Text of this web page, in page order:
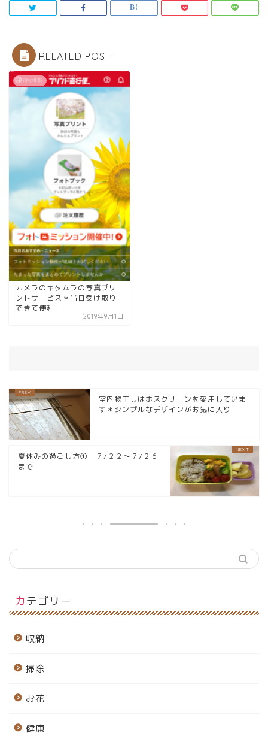
RELATED POST
お得な情報
カメラのキタムラの写真プリ
ントサービス＊当日受け取り
できて便利
2019年9月1日
室内物干しはホスクリーンを愛用していま
す＊シンプルなデザインがお気に入り
夏休みの過ごし方① ７/２２～７/２６
まで
カテゴリー
収納
掃除
お花
健康